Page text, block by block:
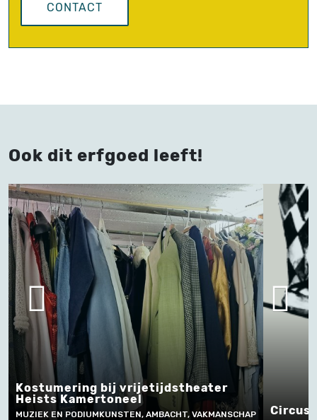
CONTACT
Ook dit erfgoed leeft!
bij vrijetijdstheater
Kamertoneel
EN PODIUMKUNSTEN, AMBACHT, VAKMANSCHAP
Circus in